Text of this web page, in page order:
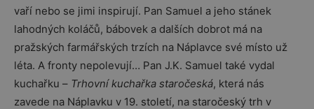
vaří nebo se jimi inspirují. Pan Samuel a jeho stánek
lahodných koláčů, bábovek a dalších dobrot má na
pražských farmářských trzích na Náplavce své místo už
léta. A fronty nepolevují… Pan J.K. Samuel také vydal
kuchařku – Trhovní kuchařka staročeská, která nás
zavede na Náplavku v 19. století, na staročeský trh v